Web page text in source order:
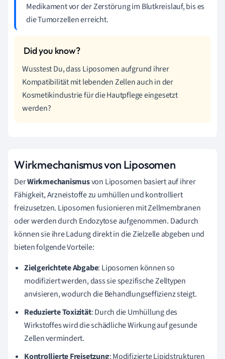
Medikament vor der Zerstörung im Blutkreislauf, bis es
die Tumorzellen erreicht.
Wusstest Du, dass Liposomen aufgrund ihrer
Kompatibilität mit lebenden Zellen auch in der
Kosmetikindustrie für die Hautpflege eingesetzt
werden?
Wirkmechanismus von Liposomen
DerWirkmechanismusvon Liposomen basiert auf ihrer
Fähigkeit, Arzneistoffe zu umhüllen und kontrolliert
freizusetzen. Liposomen fusionieren mit Zellmembranen
oder werden durch Endozytose aufgenommen. Dadurch
können sie ihre Ladung direkt in die Zielzelle abgeben und
bieten folgende Vorteile:
Zielgerichtete Abgabe: Liposomen können so
modifiziert werden, dass sie spezifische Zelltypen
anvisieren, wodurch die Behandlungseffizienz steigt.
Reduzierte Toxizität: Durch die Umhüllung des
Wirkstoffes wird die schädliche Wirkung auf gesunde
Zellen vermindert.
Kontrollierte Freisetzung: Modifizierte Lipidstrukturen